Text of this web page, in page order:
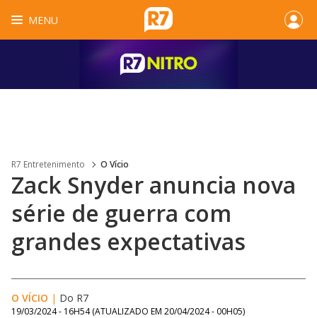
MENU
R7 Entretenimento O Vício
Zack Snyder anuncia nova
série de guerra com
grandes expectativas
O VÍCIO | Do R7
19/03/2024 - 16H54 (ATUALIZADO EM 20/04/2024 - 00H05)